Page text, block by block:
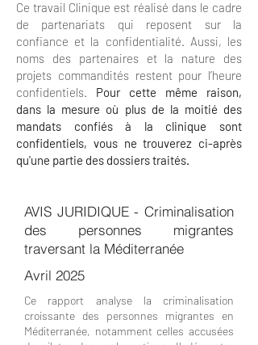
Ce travail Clinique est réalisé dans le cadre
de partenariats qui reposent sur la
confiance et la confidentialité. Aussi, les
noms des partenaires et la nature des
projets commandités restent pour l’heure
confidentiels. Pour cette même raison,
dans la mesure où plus de la moitié des
mandats confiés à la clinique sont
confidentiels, vous ne trouverez ci-après
qu'une partie des dossiers traités.
AVIS JURIDIQUE - Criminalisation
des personnes migrantes
traversant la Méditerranée
Avril 2025
Ce rapport analyse la criminalisation
croissante des personnes migrantes en
Méditerranée, notamment celles accusées